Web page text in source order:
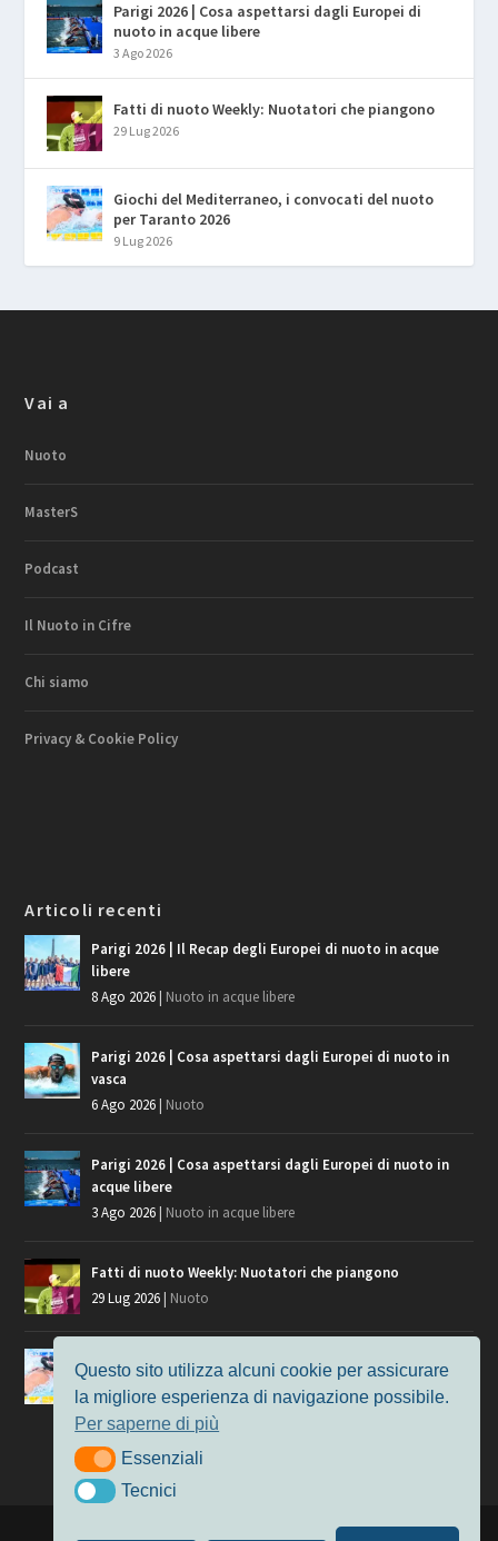
Parigi 2026 | Cosa aspettarsi dagli Europei di
nuoto in acque libere
3 Ago 2026
Fatti di nuoto Weekly: Nuotatori che piangono
29 Lug 2026
Giochi del Mediterraneo, i convocati del nuoto
per Taranto 2026
9 Lug 2026
Vai a
Nuoto
MasterS
Podcast
Il Nuoto in Cifre
Chi siamo
Privacy & Cookie Policy
Articoli recenti
Parigi 2026 | Il Recap degli Europei di nuoto in acque
libere
8 Ago 2026| Nuoto in acque libere
Parigi 2026 | Cosa aspettarsi dagli Europei di nuoto in
vasca
6 Ago 2026| Nuoto
Parigi 2026 | Cosa aspettarsi dagli Europei di nuoto in
acque libere
3 Ago 2026| Nuoto in acque libere
Fatti di nuoto Weekly: Nuotatori che piangono
29 Lug 2026| Nuoto
Giochi del Mediterraneo, i convocati del nuoto per
9 Lug 2026
Nuoto
| Alimentato da
Questo sito utilizza alcuni cookie per assicurare
la migliore esperienza di navigazione possibile.
Per saperne di più
EssenzialiEssenziali
TecniciTecnici